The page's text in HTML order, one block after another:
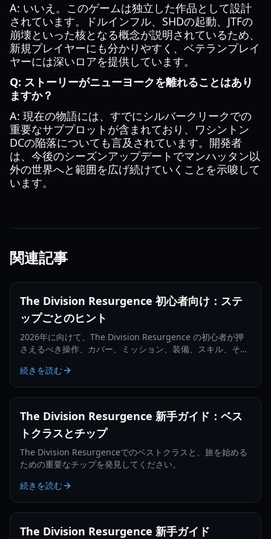
A: いいえ。このゲームは独立した作品として設計
されています。ドルインフル、SHDの起動、JTFの
崩壊といった核となる概念が説明されているため、
新規プレイヤーにも分かりやすく、ベテランプレイ
ヤーには深いロアを提供しています。
Q: ストーリーがニューヨークを離れることはあり
ますか？
A: 現在の物語には、すでにシルバークリークでの
重要なサブプロットが含まれており、ワシントン
DCの陥落についても言及されています。開発者
は、今後のシーズンアップデートでマンハッタン以
外の世界へと範囲を広げ続けていくことを示唆して
います。
関連記事
The Division Resurgence 初心者向け：ステ
ップごとのヒント
2026年に向けて、The Division Resurgence の初心者が押
さえるべき操作、カバー、ミッション、装備、スキル、そし
続きを読む
The Division Resurgence 新手ガイド：ベス
トクラスとチップ
The Division Resurgenceでのベストクラスと、旅を始める
ための重要なチップを発見してください。
続きを読む
The Division Resurgence 新手ガイド